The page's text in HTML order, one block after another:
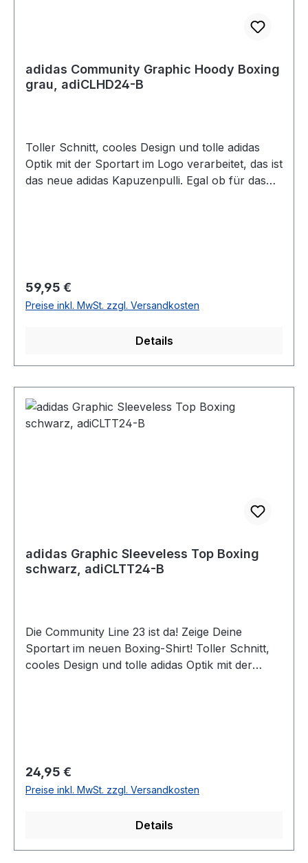
adidas Community Graphic Hoody Boxing
grau, adiCLHD24-B
Toller Schnitt, cooles Design und tolle adidas
Optik mit der Sportart im Logo verarbeitet, das ist
das neue adidas Kapuzenpulli. Egal ob für das
AufdruckGrößen: XS-XXLAnmerkung: Da es
sich um ein Unisex-Produkt handelt, sollten
Frauen eine Konfektionsgröße kleiner wählen.
Regulärer Preis:
59,95 €
Preise inkl. MwSt. zzgl. Versandkosten
Details
adidas Graphic Sleeveless Top Boxing
schwarz, adiCLTT24-B
Die Community Line 23 ist da! Zeige Deine
Sportart im neuen Boxing-Shirt! Toller Schnitt,
cooles Design und tolle adidas Optik mit der
Look. Material: 100 % BaumwolleFarbe: Weiß mit
AufdruckGrößen: S-XLAnmerkung: Da es sich
um ein Unisex-Produkt handelt, sollten Frauen
Regulärer Preis:
24,95 €
Preise inkl. MwSt. zzgl. Versandkosten
Details